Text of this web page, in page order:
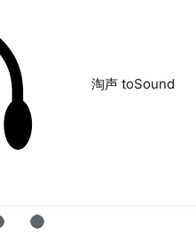
淘声 toSound